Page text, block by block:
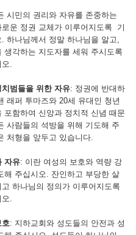
시민의 권리와 자유를 존중하는
운 정권 교체가 이루어지도록  기
하나님께서 정말 하나님을 알고,
생각하는 지도자를 세워 주시도록
오.
범들을 위한 자유: 정권에 반대하
래퍼 투마즈와 20세 유대인 청년
포함하여 신앙과 정치적 신념 때문
사람들의 석방을 위해 기도해 주
처형을 앞두고 있습니다.
자유: 이란 여성의 보호와 역량 강
해 주십시오. 잔인하고 부당한 살
하나님의 정의가 이루어지도록
오.
호: 지하교회와 성도들의 안전과 성